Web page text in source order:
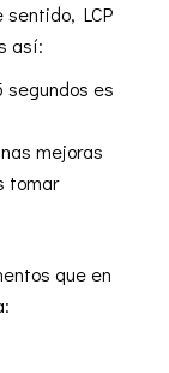
LCP
así:
segundos es
mejoras
tomar
que en